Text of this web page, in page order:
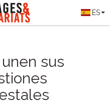
ES
sus